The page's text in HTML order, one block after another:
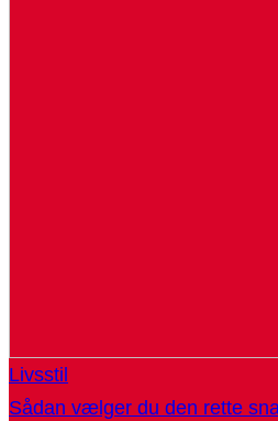
Livsstil
Sådan vælger du den rette